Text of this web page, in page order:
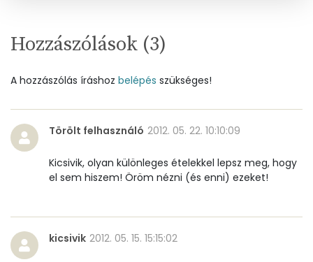
Retinol - A vitamin:
19 micro
α-karotin
0 micro
β-crypt
1 micro
Hozzászólások (3)
A hozzászólás íráshoz belépés szükséges!
Törölt felhasználó 2012. 05. 22. 10:10:09
Kicsivik, olyan különleges ételekkel lepsz meg, hogy
el sem hiszem! Öröm nézni (és enni) ezeket!
kicsivik 2012. 05. 15. 15:15:02